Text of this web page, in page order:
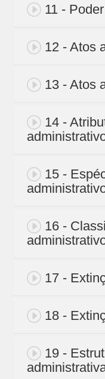
11 -
12 - Atos
13 - Atos
14 -
15 -
16 -
17 -
18 -
19 -